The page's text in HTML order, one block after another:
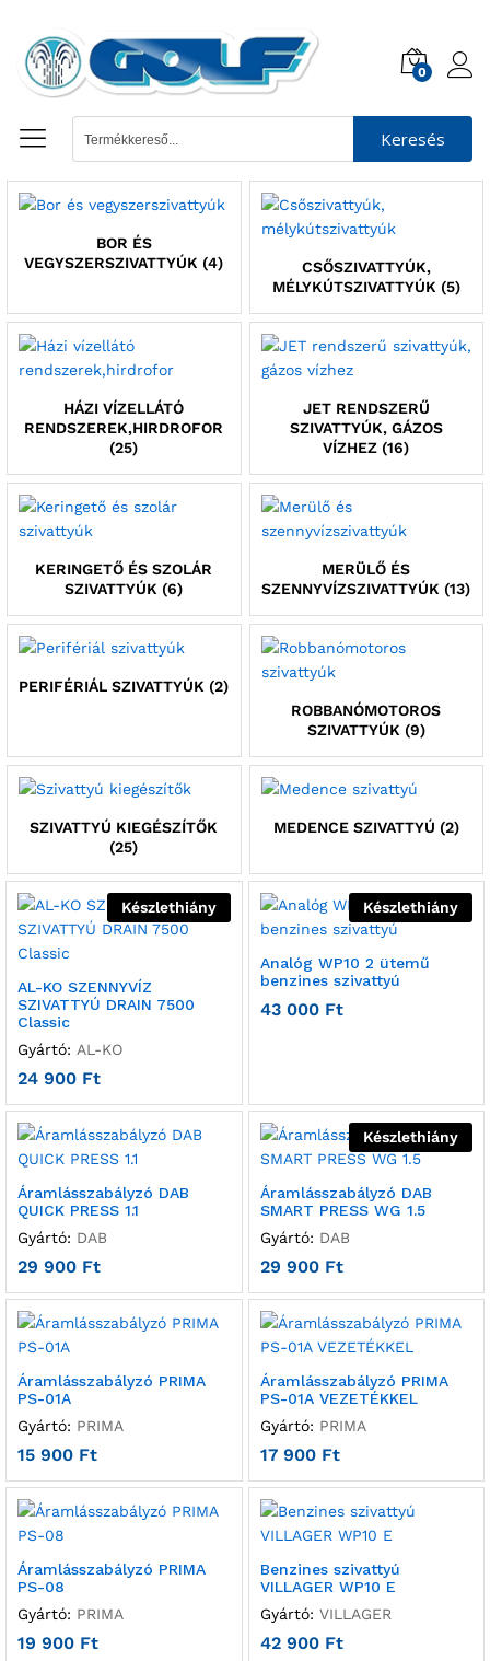
0
Keresés
BOR ÉS
VEGYSZERSZIVATTYÚK (4)
CSŐSZIVATTYÚK,
MÉLYKÚTSZIVATTYÚK (5)
HÁZI VÍZELLÁTÓ
RENDSZEREK,HIRDROFOR
(25)
JET RENDSZERŰ
SZIVATTYÚK, GÁZOS
VÍZHEZ (16)
KERINGETŐ ÉS SZOLÁR
SZIVATTYÚK (6)
MERÜLŐ ÉS
SZENNYVÍZSZIVATTYÚK (13)
PERIFÉRIÁL SZIVATTYÚK (2)
ROBBANÓMOTOROS
SZIVATTYÚK (9)
SZIVATTYÚ KIEGÉSZÍTŐK
(25)
MEDENCE SZIVATTYÚ (2)
Készlethiány
AL-KO SZENNYVÍZ
SZIVATTYÚ DRAIN 7500
Classic
Gyártó: AL-KO
24 900 Ft
Készlethiány
Analóg WP10 2 ütemű
benzines szivattyú
43 000 Ft
Áramlásszabályzó DAB
QUICK PRESS 1.1
Gyártó: DAB
29 900 Ft
Készlethiány
Áramlásszabályzó DAB
SMART PRESS WG 1.5
Gyártó: DAB
29 900 Ft
Áramlásszabályzó PRIMA
PS-01A
Gyártó: PRIMA
15 900 Ft
Áramlásszabályzó PRIMA
PS-01A VEZETÉKKEL
Gyártó: PRIMA
17 900 Ft
Áramlásszabályzó PRIMA
PS-08
Gyártó: PRIMA
19 900 Ft
Benzines szivattyú
VILLAGER WP10 E
Gyártó: VILLAGER
42 900 Ft